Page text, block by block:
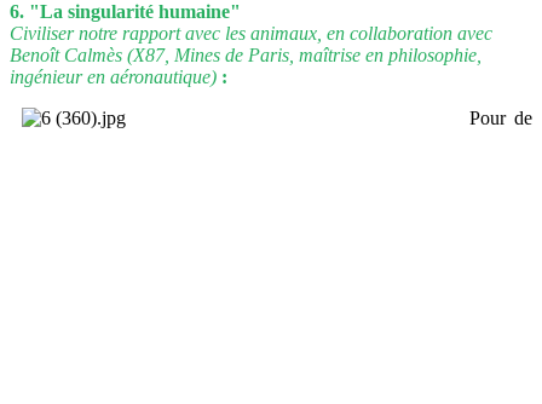
6. "La singularité humaine"
Civiliser notre rapport avec les animaux, en collaboration avec
Benoît Calmès (X87, Mines de Paris, maîtrise en philosophie,
ingénieur en aéronautique) :
Pour de